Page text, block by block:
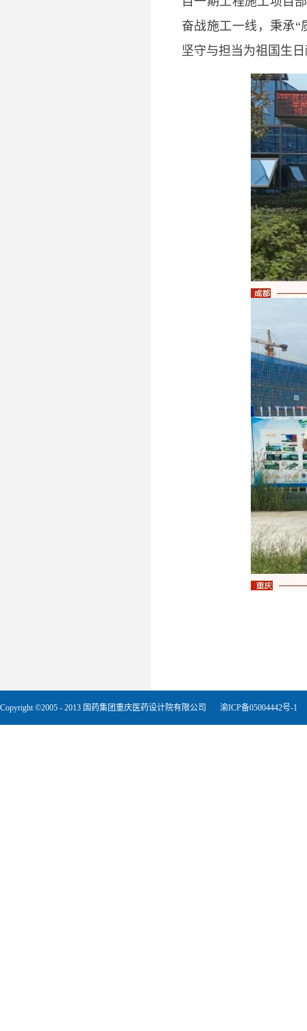
奋战施工一线，秉承“
坚守与担当为祖国生
Copyright ©2005 - 2013 国药集团重庆医药设计院有限公司 渝ICP备05004442号-1